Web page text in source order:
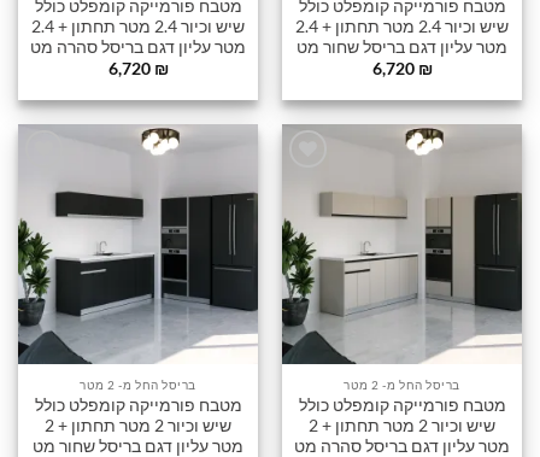
מטבח פורמייקה קומפלט כולל
שיש וכיור 2.4 מטר תחתון + 2.4
מטר עליון דגם בריסל שחור מט
6,720 ₪
מטבח פורמייקה קומפלט כולל
שיש וכיור 2.4 מטר תחתון + 2.4
מטר עליון דגם בריסל סהרה מט
6,720 ₪
שלי
בריסל החל מ- 2 מטר
מטבח פורמייקה קומפלט כולל
שיש וכיור 2 מטר תחתון + 2
מטר עליון דגם בריסל סהרה מט
שלי
בריסל החל מ- 2 מטר
מטבח פורמייקה קומפלט כולל
שיש וכיור 2 מטר תחתון + 2
מטר עליון דגם בריסל שחור מט